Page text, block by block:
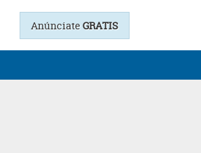
AnúnciateGRATIS